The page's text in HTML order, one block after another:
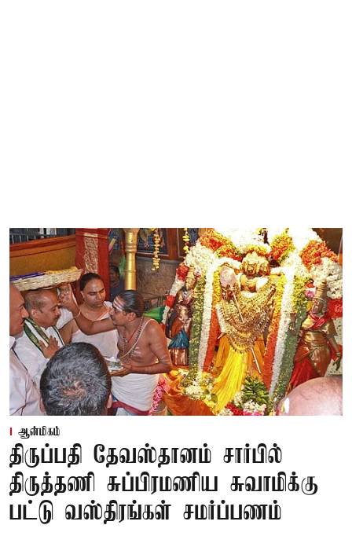
ஆன்மிகம்
திருப்பதி தேவஸ்தானம் சார்பில்
திருத்தணி சுப்பிரமணிய சுவாமிக்கு
பட்டு வஸ்திரங்கள் சமர்ப்பணம்